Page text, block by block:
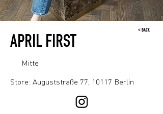
< BACK
APRIL FIRST
Mitte
Store: Auguststraße 77, 10117 Berlin